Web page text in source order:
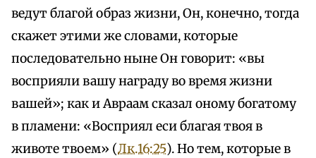
ведут благой образ жизни, Он, конечно, тогда
скажет этими же словами, которые
последовательно ныне Он говорит: «вы
восприяли вашу награду во время жизни
вашей»; как и Авраам сказал оному богатому
в пламени: «Восприял еси благая твоя в
животе твоем» (Лк.16:25). Но тем, которые в